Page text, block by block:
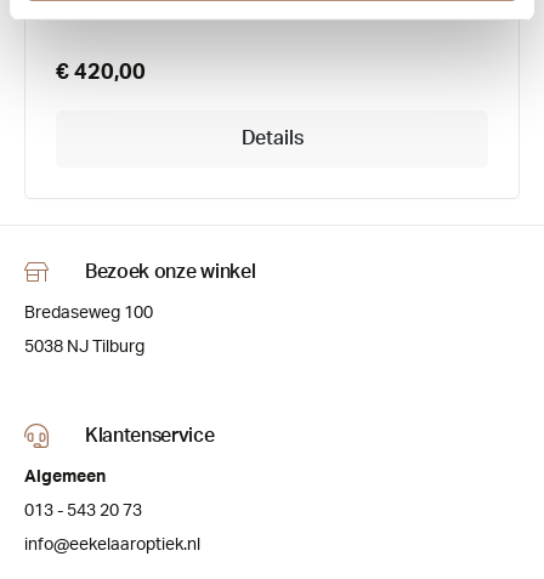
€ 420,00
Details
Bezoek onze winkel
Bredaseweg 100
5038 NJ Tilburg
Klantenservice
Algemeen
013 - 543 20 73
info@eekelaaroptiek.nl